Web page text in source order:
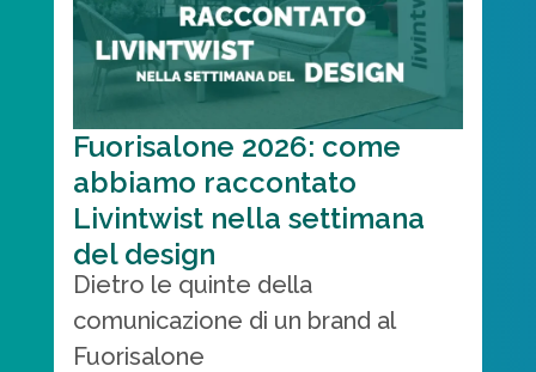
Fuorisalone 2026: come
abbiamo raccontato
Livintwist nella settimana
del design
Dietro le quinte della
comunicazione di un brand al
Fuorisalone